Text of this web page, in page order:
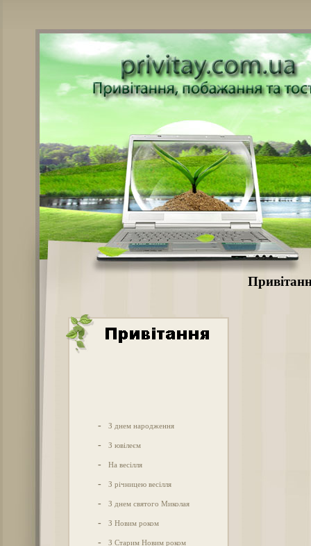
- З днем народження
- З ювілеєм
- На весілля
- З річницею весілля
- З днем святого Миколая
- З Новим роком
- З Старим Новим роком